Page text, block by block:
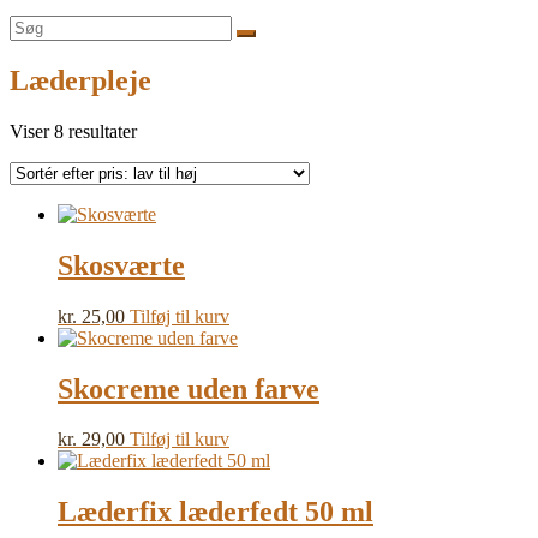
Søg
efter:
Læderpleje
Viser 8 resultaterSorteret
pris:
til
Skosværte
kr. 25,00 Tilføj til kurv
Skocreme uden farve
kr. 29,00 Tilføj til kurv
Læderfix læderfedt 50 ml